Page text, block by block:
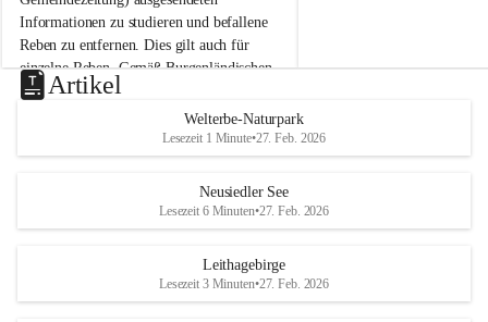
m
N
e
u
s
d
S
Informationen zu studieren und befallene
Reben zu entfernen. Dies gilt auch für
einzelne Reben. Gemäß Burgenländischen
Weinbaugesetz sind nicht gepflegte oder
unzulässige Weingärten zu roden! Bitte
helfen wir zusammen um unsere Winzer
vor den prognostizierten Ernteausfällen
und den daraus folgenden wirtschaftlichen
Maßnahmen zur Bekämpfung
u
e
d
r
S
Artikel
Welterbe-Naturpark
Lesezeit 1 Minute•27. Feb. 2026
Neusiedler See
Lesezeit 6 Minuten•27. Feb. 2026
Leithagebirge
Lesezeit 3 Minuten•27. Feb. 2026